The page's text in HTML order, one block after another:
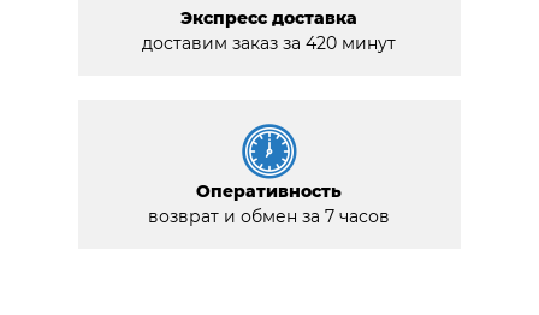
Экспресс доставка
доставим заказ за 420 минут
Оперативность
возврат и обмен за 7 часов